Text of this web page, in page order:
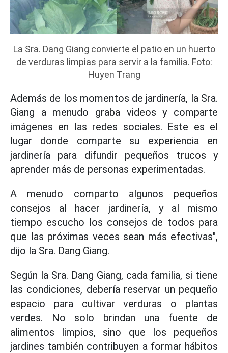
La Sra. Dang Giang convierte el patio en un huerto
de verduras limpias para servir a la familia. Foto:
Huyen Trang
Además de los momentos de jardinería, la Sra.
Giang a menudo graba videos y comparte
imágenes en las redes sociales. Este es el
lugar donde comparte su experiencia en
jardinería para difundir pequeños trucos y
aprender más de personas experimentadas.
A menudo comparto algunos pequeños
consejos al hacer jardinería, y al mismo
tiempo escucho los consejos de todos para
que las próximas veces sean más efectivas",
dijo la Sra. Dang Giang.
Según la Sra. Dang Giang, cada familia, si tiene
las condiciones, debería reservar un pequeño
espacio para cultivar verduras o plantas
verdes. No solo brindan una fuente de
alimentos limpios, sino que los pequeños
jardines también contribuyen a formar hábitos